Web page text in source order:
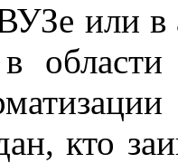
или в
кто